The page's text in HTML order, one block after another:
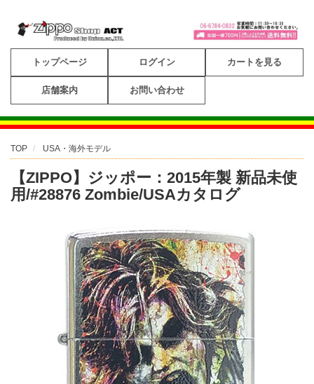
トップページ ログイン カートを見る
店舗案内 お問い合わせ
TOP USA・海外モデル
【ZIPPO】ジッポー：2015年製 新品未使
用/#28876 Zombie/USAカタログ